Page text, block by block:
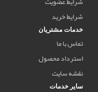
شرایط خرید
خدمات مشتریان
تماس با ما
استرداد محصول
نقشه سایت
سایر خدمات